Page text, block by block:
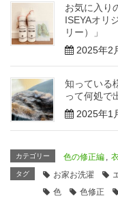
お気に入り
ISEYAオリ
リー）」
2025年2
知っている
って何処で
2025年1
カテゴリー 色の修正編 ,
タグ お家お洗濯
色
色修正